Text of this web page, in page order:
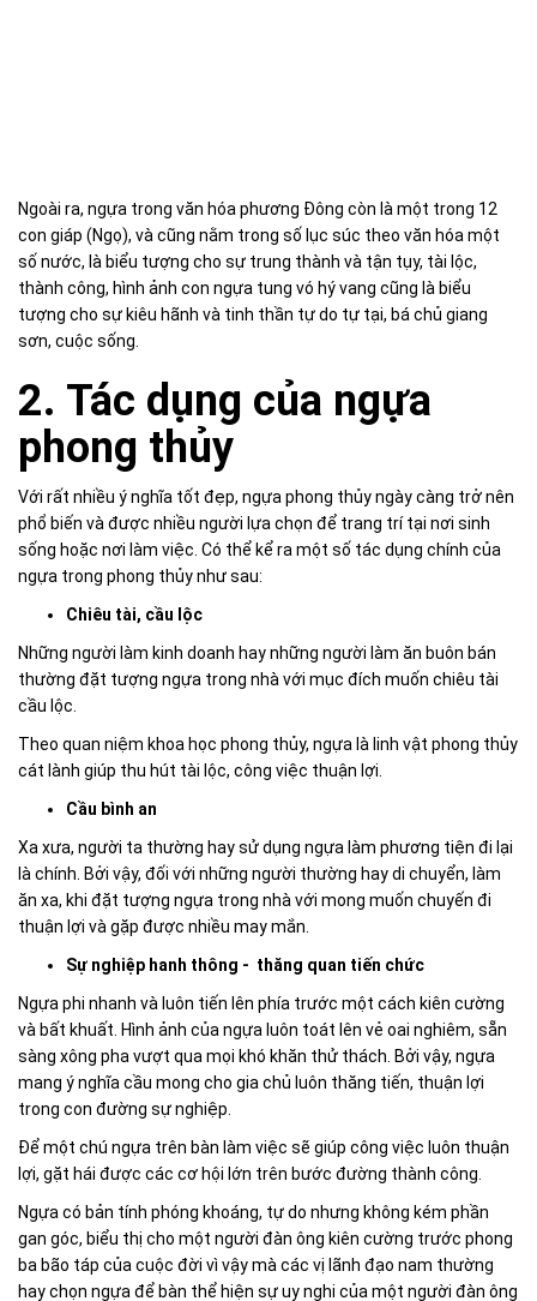
Ngoài ra, ngựa trong văn hóa phương Đông còn là một trong 12
con giáp (Ngọ), và cũng nằm trong số lục súc theo văn hóa một
số nước, là biểu tượng cho sự trung thành và tận tụy, tài lộc,
thành công, hình ảnh con ngựa tung vó hý vang cũng là biểu
tượng cho sự kiêu hãnh và tinh thần tự do tự tại, bá chủ giang
sơn, cuộc sống.
2. Tác dụng của ngựa
phong thủy
Với rất nhiều ý nghĩa tốt đẹp, ngựa phong thủy ngày càng trở nên
phổ biến và được nhiều người lựa chọn để trang trí tại nơi sinh
sống hoặc nơi làm việc. Có thể kể ra một số tác dụng chính của
ngựa trong phong thủy như sau:
Chiêu tài, cầu lộc
Những người làm kinh doanh hay những người làm ăn buôn bán
thường đặt tượng ngựa trong nhà với mục đích muốn chiêu tài
cầu lộc.
Theo quan niệm khoa học phong thủy, ngựa là linh vật phong thủy
cát lành giúp thu hút tài lộc, công việc thuận lợi.
Cầu bình an
Xa xưa, người ta thường hay sử dụng ngựa làm phương tiện đi lại
là chính. Bởi vậy, đối với những người thường hay di chuyển, làm
ăn xa, khi đặt tượng ngựa trong nhà với mong muốn chuyến đi
thuận lợi và gặp được nhiều may mắn.
Sự nghiệp hanh thông - thăng quan tiến chức
Ngựa phi nhanh và luôn tiến lên phía trước một cách kiên cường
và bất khuất. Hình ảnh của ngựa luôn toát lên vẻ oai nghiêm, sẵn
sàng xông pha vượt qua mọi khó khăn thử thách. Bởi vậy, ngựa
mang ý nghĩa cầu mong cho gia chủ luôn thăng tiến, thuận lợi
trong con đường sự nghiệp.
Để một chú ngựa trên bàn làm việc sẽ giúp công việc luôn thuận
lợi, gặt hái được các cơ hội lớn trên bước đường thành công.
Ngựa có bản tính phóng khoáng, tự do nhưng không kém phần
gan góc, biểu thị cho một người đàn ông kiên cường trước phong
ba bão táp của cuộc đời vì vậy mà các vị lãnh đạo nam thường
hay chọn ngựa để bàn thể hiện sự uy nghi của một người đàn ông